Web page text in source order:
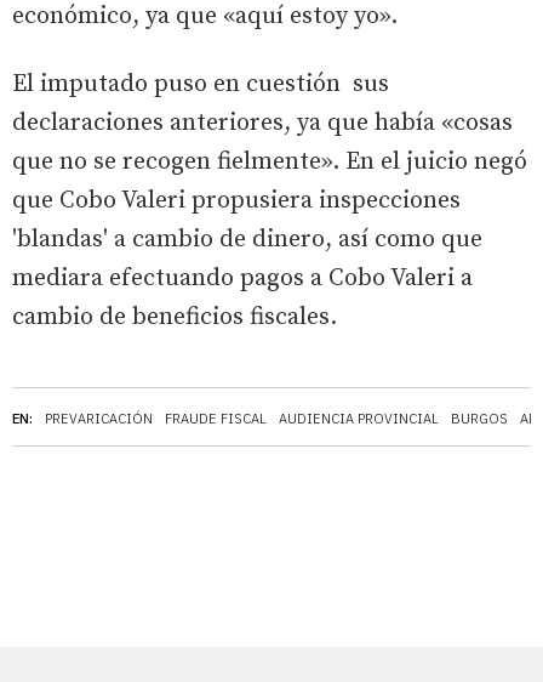
EN: PREVARICACIÓN FRAUDE FISCAL AUDIENCIA PROVINCIAL BURGOS
económico, ya que «aquí estoy yo».
El imputado puso en cuestión sus
declaraciones anteriores, ya que había «cosas
que no se recogen fielmente». En el juicio negó
que Cobo Valeri propusiera inspecciones
'blandas' a cambio de dinero, así como que
mediara efectuando pagos a Cobo Valeri a
cambio de beneficios fiscales.